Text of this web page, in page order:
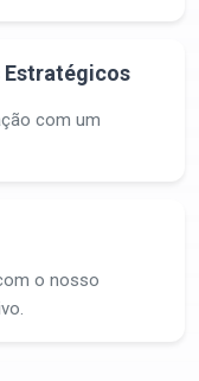
Estratégicos
com um
o nosso